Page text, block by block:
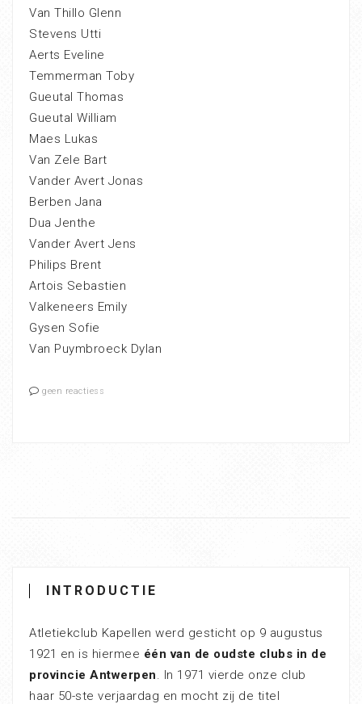
Van Thillo Glenn
Stevens Utti
Aerts Eveline
Temmerman Toby
Gueutal Thomas
Gueutal William
Maes Lukas
Van Zele Bart
Vander Avert Jonas
Berben Jana
Dua Jenthe
Vander Avert Jens
Philips Brent
Artois Sebastien
Valkeneers Emily
Gysen Sofie
Van Puymbroeck Dylan
geen reactiess
INTRODUCTIE
Atletiekclub Kapellen werd gesticht op 9 augustus
1921 en is hiermee één van de oudste clubs in de
provincie Antwerpen. In 1971 vierde onze club
haar 50-ste verjaardag en mocht zij de titel